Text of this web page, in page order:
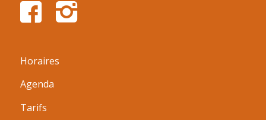
Horaires
Agenda
Tarifs